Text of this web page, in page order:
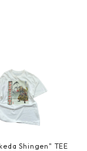
Shingen" TEE